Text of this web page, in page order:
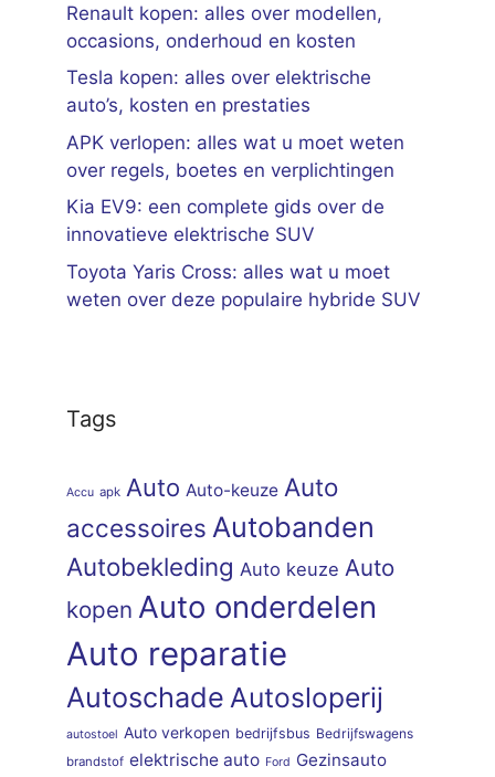
Renault kopen: alles over modellen,
occasions, onderhoud en kosten
Tesla kopen: alles over elektrische
auto’s, kosten en prestaties
APK verlopen: alles wat u moet weten
over regels, boetes en verplichtingen
Kia EV9: een complete gids over de
innovatieve elektrische SUV
Toyota Yaris Cross: alles wat u moet
weten over deze populaire hybride SUV
Tags
Accu apk Auto Auto-keuze Auto
accessoires Autobanden
Autobekleding Auto keuze Auto
kopen Auto onderdelen
Auto reparatie
Autoschade Autosloperij
autostoel Auto verkopen bedrijfsbus Bedrijfswagens
brandstof elektrische auto Ford Gezinsauto